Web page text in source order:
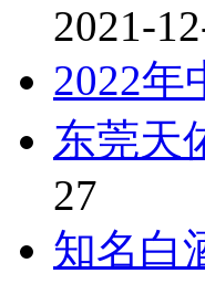
2021-
2022年
东莞天
27
知名白